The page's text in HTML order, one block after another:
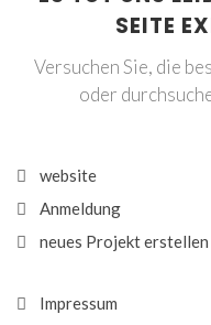
SEITE
Versuchen Sie, die
oder
website
Anmeldung
neues Projekt erstellen
Impressum